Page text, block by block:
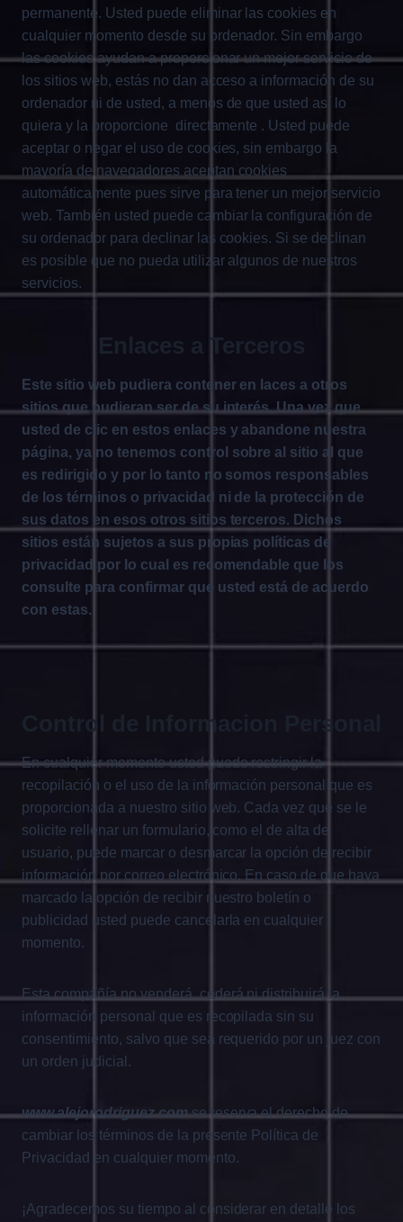
permanente. Usted puede eliminar las cookies en
cualquier momento desde su ordenador. Sin embargo
las cookies ayudan a proporcionar un mejor servicio de
los sitios web, estás no dan acceso a información de su
ordenador ni de usted, a menos de que usted así lo
quiera y la proporcione directamente . Usted puede
aceptar o negar el uso de cookies, sin embargo la
mayoría de navegadores aceptan cookies
automáticamente pues sirve para tener un mejor servicio
web. También usted puede cambiar la configuración de
su ordenador para declinar las cookies. Si se declinan
es posible que no pueda utilizar algunos de nuestros
servicios.
Enlaces a Terceros
Este sitio web pudiera contener en laces a otros
sitios que pudieran ser de su interés. Una vez que
usted de clic en estos enlaces y abandone nuestra
página, ya no tenemos control sobre al sitio al que
es redirigido y por lo tanto no somos responsables
de los términos o privacidad ni de la protección de
sus datos en esos otros sitios terceros. Dichos
sitios están sujetos a sus propias políticas de
privacidad por lo cual es recomendable que los
consulte para confirmar que usted está de acuerdo
con estas.
Control de Informacion Personal
En cualquier momento usted puede restringir la
recopilación o el uso de la información personal que es
proporcionada a nuestro sitio web. Cada vez que se le
solicite rellenar un formulario, como el de alta de
usuario, puede marcar o desmarcar la opción de recibir
información por correo electrónico. En caso de que haya
marcado la opción de recibir nuestro boletín o
publicidad usted puede cancelarla en cualquier
momento.
Esta compañía no venderá, cederá ni distribuirá la
información personal que es recopilada sin su
consentimiento, salvo que sea requerido por un juez con
un orden judicial.
www.alejorodriguez.comse reserva el derecho de
cambiar los términos de la presente Política de
Privacidad en cualquier momento.
¡Agradecemos su tiempo al considerar en detalle los